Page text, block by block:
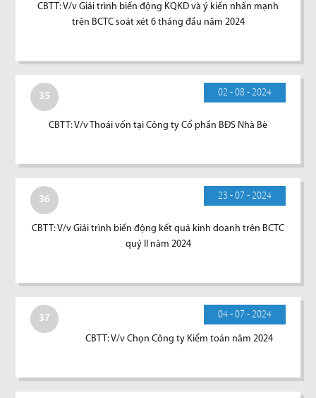
CBTT: V/v Giải trình biến động KQKD và ý kiến nhấn mạnh
trên BCTC soát xét 6 tháng đầu năm 2024
35 02 - 08 - 2024
CBTT: V/v Thoái vốn tại Công ty Cổ phần BĐS Nhà Bè
36 23 - 07 - 2024
CBTT: V/v Giải trình biến động kết quả kinh doanh trên BCTC
quý II năm 2024
37 04 - 07 - 2024
CBTT: V/v Chọn Công ty Kiểm toán năm 2024